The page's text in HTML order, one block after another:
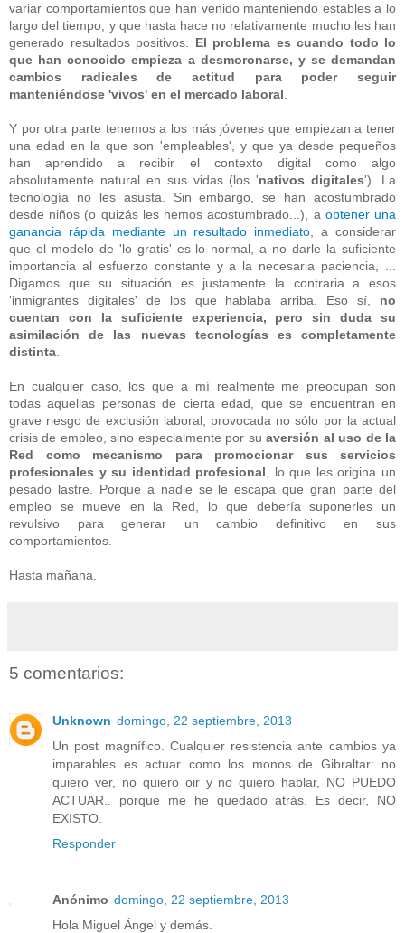
variar comportamientos que han venido manteniendo estables a lo
largo del tiempo, y que hasta hace no relativamente mucho les han
generado resultados positivos. El problema es cuando todo lo
que han conocido empieza a desmoronarse, y se demandan
cambios radicales de actitud para poder seguir
manteniéndose 'vivos' en el mercado laboral
Y por otra parte tenemos a los más jóvenes que empiezan a tener
una edad en la que son 'empleables', y que ya desde pequeños
han aprendido a recibir el contexto digital como algo
absolutamente natural en sus vidas (los 'nativos digitales'). La
tecnología no les asusta. Sin embargo, se han acostumbrado
desde niños (o quizás les hemos acostumbrado...), a obtener una
ganancia rápida mediante un resultado inmediato , a considerar
que el modelo de 'lo gratis' es lo normal, a no darle la suficiente
importancia al esfuerzo constante y a la necesaria paciencia, ...
Digamos que su situación es justamente la contraria a esos
'inmigrantes digitales' de los que hablaba arriba. Eso sí, no
cuentan con la suficiente experiencia, pero sin duda su
asimilación de las nuevas tecnologías es completamente
distinta
En cualquier caso, los que a mí realmente me preocupan son
todas aquellas personas de cierta edad, que se encuentran en
grave riesgo de exclusión laboral, provocada no sólo por la actual
crisis de empleo, sino especialmente por suaversión al uso de la
Red como mecanismo para promocionar sus servicios
profesionales y su identidad profesional , lo que les origina un
pesado lastre. Porque a nadie se le escapa que gran parte del
empleo se mueve en la Red, lo que debería suponerles un
revulsivo para generar un cambio definitivo en sus
comportamientos.
Hasta mañana.
5 comentarios:
Unknown domingo, 22 septiembre, 2013
Un post magnífico. Cualquier resistencia ante cambios ya
imparables es actuar como los monos de Gibraltar: no
quiero ver, no quiero oir y no quiero hablar, NO PUEDO
ACTUAR.. porque me he quedado atrás. Es decir, NO
EXISTO.
Responder
Anónimo domingo, 22 septiembre, 2013
Hola Miguel Ángel y demás.